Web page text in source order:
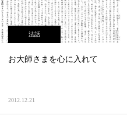
法話
お大師さまを心に入れて
2012.12.21